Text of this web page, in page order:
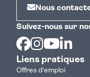
Nous
Suivez-nous sur
Facebook
Instagram
Youtube
Liens pratiques
Offres d'emploi